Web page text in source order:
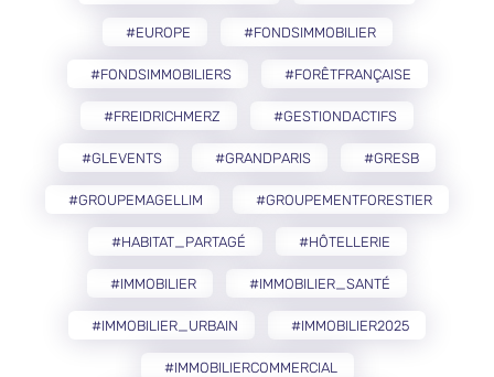
#EUROPE #FONDSIMMOBILIER
#FONDSIMMOBILIERS #FORÊTFRANÇAISE
#FREIDRICHMERZ #GESTIONDACTIFS
#GLEVENTS #GRANDPARIS #GRESB
#GROUPEMAGELLIM #GROUPEMENTFORESTIER
#HABITAT_PARTAGÉ #HÔTELLERIE
#IMMOBILIER #IMMOBILIER_SANTÉ
#IMMOBILIER_URBAIN #IMMOBILIER2025
#IMMOBILIERCOMMERCIAL